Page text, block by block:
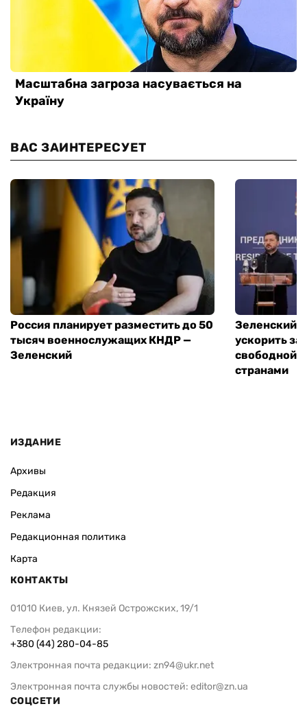
ВАС ЗАИНТЕРЕСУЕТ
Россия планирует разместить до 50
тысяч военнослужащих КНДР —
Зеленский
Зеленский
ускорить
свободной
странами
ИЗДАНИЕ
Архивы
Редакция
Реклама
Редакционная политика
Карта
КОНТАКТЫ
01010 Киев, ул. Князей Острожских, 19/1
Телефон редакции:
+380 (44) 280-04-85
Электронная почта редакции: zn94@ukr.net
Электронная почта службы новостей: editor@zn.ua
СОЦСЕТИ